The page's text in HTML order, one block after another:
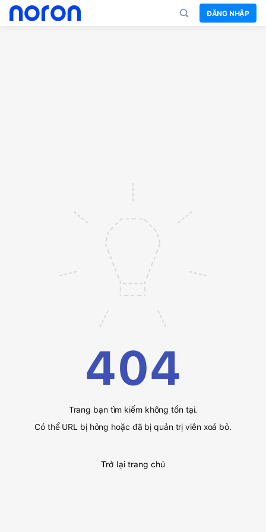
ĐĂNG NHẬP
404
Trang bạn tìm kiếm không tồn tại.
Có thể URL bị hỏng hoặc đã bị quản trị viên xoá bỏ.
Trở lại trang chủ